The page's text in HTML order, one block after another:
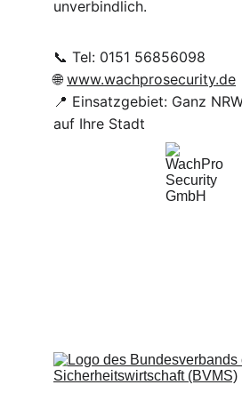
unverbindlich.
📞 Tel: 0151 56856098
🌐 www.wachprosecurity.de
📍 Einsatzgebiet: Ganz
auf Ihre Stadt